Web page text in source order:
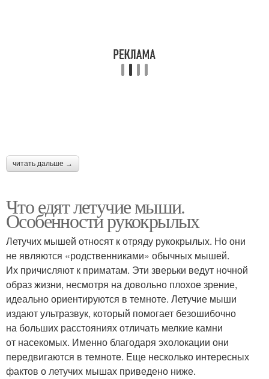
читать дальше →
Что едят летучие мыши.
Особенности рукокрылых
Летучих мышей относят к отряду рукокрылых. Но они
не являются «родственниками» обычных мышей.
Их причисляют к приматам. Эти зверьки ведут ночной
образ жизни, несмотря на довольно плохое зрение,
идеально ориентируются в темноте. Летучие мыши
издают ультразвук, который помогает безошибочно
на больших расстояниях отличать мелкие камни
от насекомых. Именно благодаря эхолокации они
передвигаются в темноте. Еще несколько интересных
фактов о летучих мышах приведено ниже.